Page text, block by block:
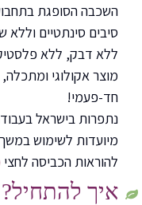
סיבים סינתטיים
ללא דבק, ללא
מוצר אקולוגי
חד-פעמי!
נתפרות בישראל
מיועדות לשימוש
להוראות הכביסה לחצי
איך להתחיל?